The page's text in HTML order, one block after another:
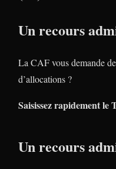
Un recours
La CAF vous demande
d’allocations ?
Saisissez rapidement
Un recours